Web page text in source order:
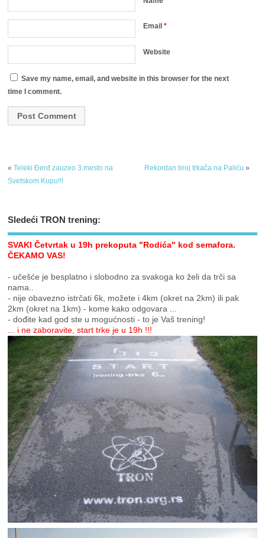
Email*
Website
Save my name, email, and website in this browser for the next
time I comment.
«Teleki Đerđ zauzeo 3.mesto na
Svetskom Kupu!!!
Rekordan broj trkača na Paliću »
Sledeći TRON trening:
SVAKI Četvrtak u 19h prekoputa "Rodića" kod semafora.
ČEKAMO VAS!
- učešće je besplatno i slobodno za svakoga ko želi da trči sa
nama..
- nije obavezno istrčati 6k, možete i 4km (okret na 2km) ili pak
2km (okret na 1km) - kome kako odgovara ...
- dođite kad god ste u mogućnosti - to je Vaš trening!
... i ne zaboravite, start trke je u 19h !!!